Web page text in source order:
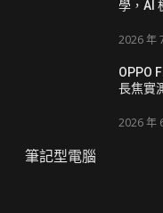
學，AI
2026 年
OPPO
長焦實
2026 年
筆記型電腦